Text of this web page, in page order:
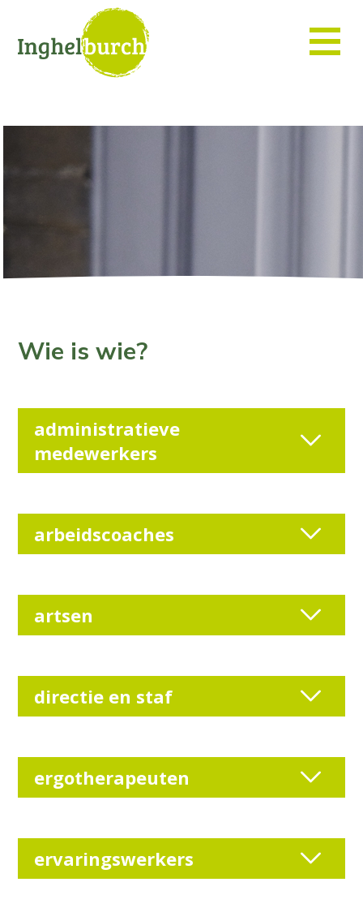
Wie is wie?
administratieve
medewerkers
arbeidscoaches
artsen
directie en staf
ergotherapeuten
ervaringswerkers